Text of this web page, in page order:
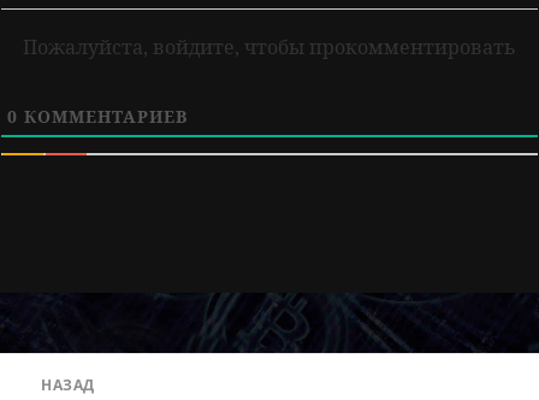
Пожалуйста, войдите, чтобы прокомментировать
0 КОММЕНТАРИЕВ
НАЗАД